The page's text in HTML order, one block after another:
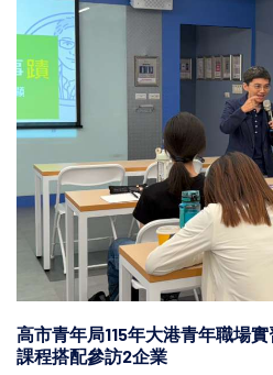
高市青年局115年大港青年職場
課程搭配參訪2企業